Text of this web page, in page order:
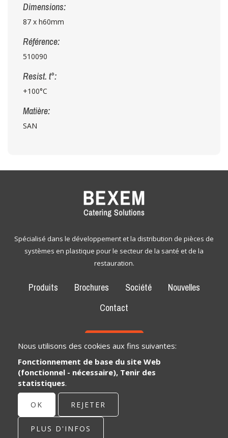
Dimensions:
87 x h60mm
Référence:
510090
Resist. t°:
+100°C
Matière:
SAN
Spécialisé dans le développement et la distribution de pièces de
systèmes en plastique pour le secteur de la santé et de la
restauration.
Produits Brochures Société
Nouvelles
Contact
CONTACT
Bexem Catering Solutions
Siège social
3111 Wezemaal, België
info@bexem.be
Nous utilisons des cookies aux fins suivantes:
Fonctionnement de base du site Web
(fonctionnel - nécessaire), Tenir des
statistiques.
OK REJETER
PLUS D'INFOS